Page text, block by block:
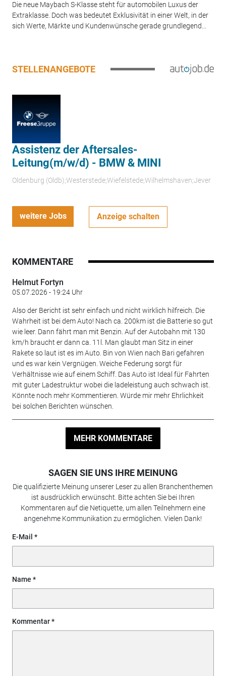
Die neue Maybach S-Klasse steht für automobilen Luxus der
Extraklasse. Doch was bedeutet Exklusivität in einer Welt, in der
sich Werte, Märkte und Kundenwünsche gerade grundlegend...
STELLENANGEBOTE
Assistenz der Aftersales-
Leitung(m/w/d) - BMW & MINI
Oldenburg (Oldb);Westerstede;Wiefelstede;Wilhelmshaven;Jever
weitere Jobs Anzeige schalten
KOMMENTARE
Helmut Fortyn
05.07.2026 - 19:24 Uhr
Also der Bericht ist sehr einfach und nicht wirklich hilfreich. Die
Wahrheit ist bei dem Auto! Nach ca. 200km ist die Batterie so gut
wie leer. Dann fährt man mit Benzin. Auf der Autobahn mit 130
km/h braucht er dann ca. 11l. Man glaubt man Sitz in einer
Rakete so laut ist es im Auto. Bin von Wien nach Bari gefahren
und es war kein Vergnügen. Weiche Federung sorgt für
Verhältnisse wie auf einem Schiff. Das Auto ist Ideal für Fahrten
mit guter Ladestruktur wobei die ladeleistung auch schwach ist.
Könnte noch mehr Kommentieren. Würde mir mehr Ehrlichkeit
bei solchen Berichten wünschen.
MEHR KOMMENTARE
SAGEN SIE UNS IHRE MEINUNG
Die qualifizierte Meinung unserer Leser zu allen Branchenthemen
ist ausdrücklich erwünscht. Bitte achten Sie bei Ihren
Kommentaren auf die Netiquette, um allen Teilnehmern eine
angenehme Kommunikation zu ermöglichen. Vielen Dank!
E-Mail
Name
Kommentar